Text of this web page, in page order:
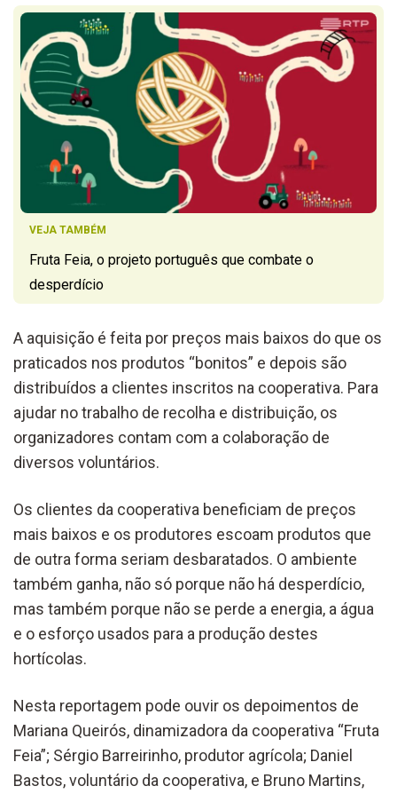
VEJA TAMBÉM
Fruta Feia, o projeto português que combate o
desperdício
A aquisição é feita por preços mais baixos do que os
praticados nos produtos “bonitos” e depois são
distribuídos a clientes inscritos na cooperativa. Para
ajudar no trabalho de recolha e distribuição, os
organizadores contam com a colaboração de
diversos voluntários.
Os clientes da cooperativa beneficiam de preços
mais baixos e os produtores escoam produtos que
de outra forma seriam desbaratados. O ambiente
também ganha, não só porque não há desperdício,
mas também porque não se perde a energia, a água
e o esforço usados para a produção destes
hortícolas.
Nesta reportagem pode ouvir os depoimentos de
Mariana Queirós, dinamizadora da cooperativa “Fruta
Feia”; Sérgio Barreirinho, produtor agrícola; Daniel
Bastos, voluntário da cooperativa, e Bruno Martins,